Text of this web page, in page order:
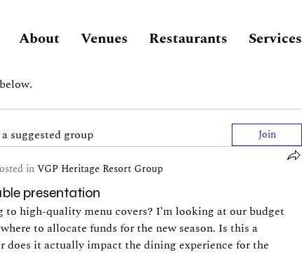
About Venues Restaurants Services
suggested group Join
inVGP Heritage Resort Group
presentation
high-quality menu covers? I’m looking at our budget
to allocate funds for the new season. Is this a
does it actually impact the dining experience for the